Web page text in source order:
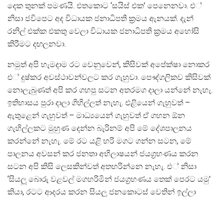
දෙක තුනක් පමණයි. එතකොට ‘සයිස් එක’ පෙනෙනවා. එ්
නිසා ජවිපෙට අද විධායක ජනාධිපති ක‍්‍රමය ඇනයක්. දැන්
රනිල් එක්ක එකතු වෙලා විධායක ජනාධිපති ක‍්‍රමය අහෝසි
කිරීමට දඟලනවා.
නමුත් අපි හැමදාම රට වෙනුවෙන්, කිසිවක් අපේක්ෂා නොකර
එ් දුෂ්කර අවස්ථාවන්වලට කර ගැහුවා. පෞද්ගලිකව කිසිවක්
නොලැබුණත් අපි කර ගහපු සටන අතරමග දාලා යන්නේ නැහැ.
ඉතිහාසය පුරා දාලා ගිහිල්ලත් නැහැ. එළියෙන් ගැහුවත් –
ඇතුළෙන් ගැහුවත් – මාධ්‍යයෙන් ගැහුවත් ඒ ගහන ඕන
ගැහිල්ලකට මුහුණ දෙන්න බැරිනම් අපි මේ දේශපාලනය
කරන්නේ නැහැ. මේ රට යළි හරි මගට ගන්න සටන, මේ
පාලනය අවසන් කර ජනතා අභිලාෂයන් ජයග‍්‍රහණය කරන
සටන අපි කිසි ලෙසකින්වත් අතහරින්නෙ නැහැ. එ් නිසා
‘සියලූ බොරු වළවල් මගහරිමින් ජයග‍්‍රහණය තෙක් පෙරට යමු’
කියා, රටට ආදරය කරන සියලූ ජනකොටස් වෙතින් ඉල්ලා